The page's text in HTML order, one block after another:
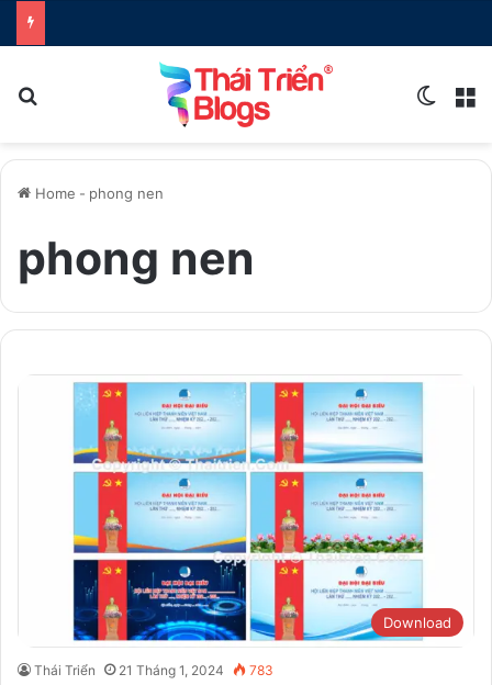
Home - phong nen
phong nen
Download
Thái Triển 21 Tháng 1, 2024 783